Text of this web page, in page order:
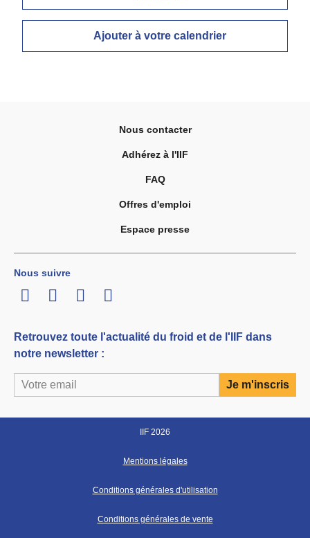
Ajouter à votre calendrier
Nous contacter
Adhérez à l'IIF
FAQ
Offres d'emploi
Espace presse
Nous suivre
LinkedInTwitterFacebook
Youtube
Retrouvez toute l'actualité du froid et de l'IIF dans
notre newsletter :
IIF 2026
Mentions légales
Conditions générales d'utilisation
Conditions générales de vente